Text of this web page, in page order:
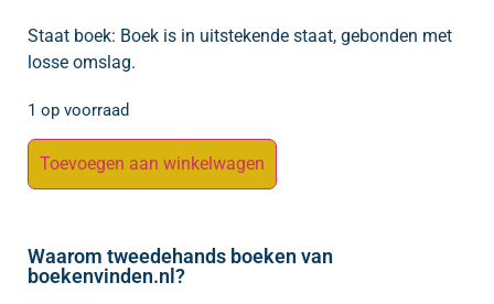
Staat boek: Boek is in uitstekende staat, gebonden met
losse omslag.
1 op voorraad
Toevoegen aan winkelwagen
Waarom tweedehands boeken van
boekenvinden.nl?